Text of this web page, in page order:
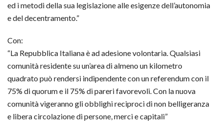
ed i metodi della sua legislazione alle esigenze dell’autonomia
e del decentramento.”
Con:
“La Repubblica Italiana è ad adesione volontaria. Qualsiasi
comunità residente su un’area di almeno un kilometro
quadrato può rendersi indipendente con un referendum con il
75% di quorum e il 75% di pareri favorevoli. Con la nuova
comunità vigeranno gli obblighi reciproci di non belligeranza
e libera circolazione di persone, merci e capitali”